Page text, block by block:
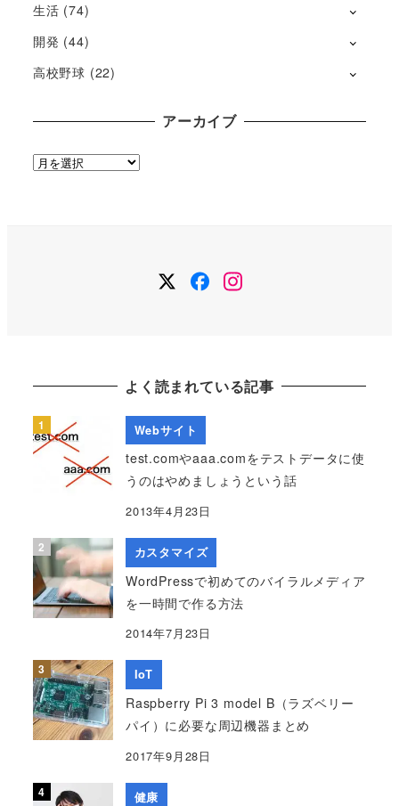
生活 (74)
開発 (44)
高校野球 (22)
アーカイブ
ア
Twitter
Facebook
Instagram
よく読まれている記事
Webサイト
test.comやaaa.comをテストデータに使
うのはやめましょうという話
2013年4月23日
カスタマイズ
WordPressで初めてのバイラルメディア
を一時間で作る方法
2014年7月23日
IoT
Raspberry Pi 3 model B（ラズベリー
パイ）に必要な周辺機器まとめ
2017年9月28日
健康